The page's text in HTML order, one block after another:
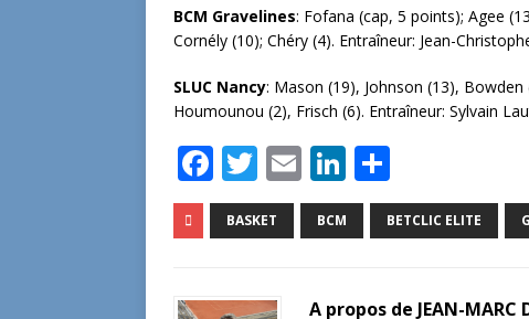
BCM Gravelines: Fofana (cap, 5 points); Agee
Cornély (10); Chéry (4). Entraîneur: Jean-
SLUC Nancy: Mason (19), Johnson (13),
Houmounou (2), Frisch (6). Entraîneur: Sylvain
F
a
c
b
T
w
it
r
E
m
ai
Li
n
k
dI
ar
ta
e
BASKET BCM BETCLIC ELITE
A propos de JEAN-MARC